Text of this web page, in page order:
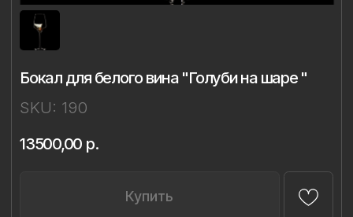
13500,00
Описание
фарфор